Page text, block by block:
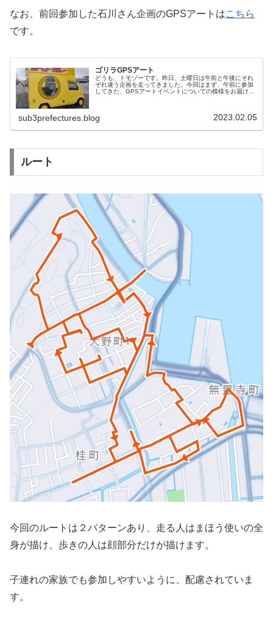
なお、前回参加した石川さん企画のGPSアートはこちら
です。
ゴリラGPSアート
どうも、トモゾーです。昨日、土曜日は午前と午後にそれ
ぞれ違う企画を走ってきました。今回はまず、午前に参加
してきた、GPSアートイベントについての模様をお届けし
sub3prefectures.blog 2023.02.05
ルート
今回のルートは２パターンあり、走る人はまほう使いの全
身が描け、歩きの人は顔部分だけが描けます。
子連れの家族でも参加しやすいように、配慮されていま
す。